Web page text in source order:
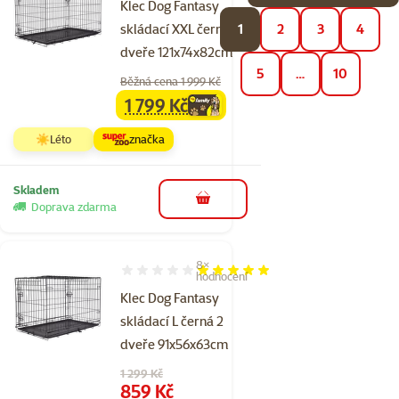
Klec Dog Fantasy
skládací XXL černá 2
dveře 121x74x82cm
Běžná cena 1 999 Kč
familycena
1 799 Kč
☀️Léto značka
Skladem
Doprava zdarma
do košíku
Klec Dog Fantasy
skládací L černá 2
dveře 91x56x63cm
Hodnocení 98%, počet hodnocení: 8
8×
hodnocení
Původní cena
1 299 Kč
Cena
859 Kč
1 2 3 4
5 … 10